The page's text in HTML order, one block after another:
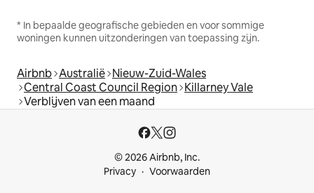
* In bepaalde geografische gebieden en voor sommige
woningen kunnen uitzonderingen van toepassing zijn.
Airbnb Australië Nieuw-Zuid-Wales
Central Coast Council Region Killarney Vale
Verblijven van een maand
© 2026 Airbnb, Inc.
Privacy
Voorwaarden